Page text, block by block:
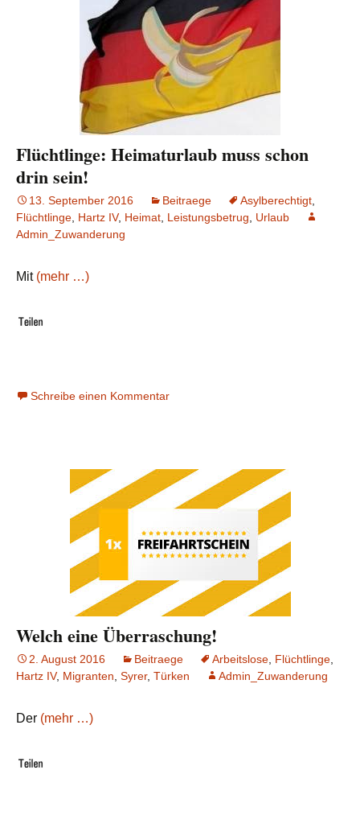
Flüchtlinge: Heimaturlaub muss schon
drin sein!
13. September 2016 Beitraege Asylberechtigt
Flüchtlinge Hartz IV, Heimat Leistungsbetrug
Urlaub
Admin_Zuwanderung
Mit (mehr …)
Schreibe einen Kommentar
Welch eine Überraschung!
2. August 2016 Beitraege Arbeitslose, Flüchtlinge,
Hartz IV, Migranten, Syrer, Türken Admin_Zuwanderung
Der (mehr …)